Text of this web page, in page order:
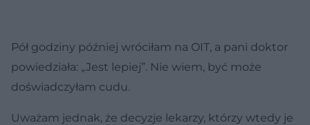
Pół godziny później wróciłam na OIT, a pani doktor
powiedziała: „Jest lepiej”. Nie wiem, być może
doświadczyłam cudu.
Uważam jednak, że decyzje lekarzy, którzy wtedy je